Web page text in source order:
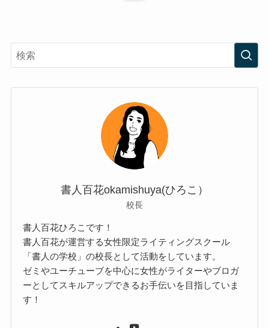
書人百花okamishuya(ひろこ）
校長
書人百花ひろこです！
書人百花が運営する女性限定ライティングスクール
「書人の学校」の校長として活動をしています。
ゼミやユーチューブを中心に女性がライターやブロガ
ーとしてスキルアップできるお手伝いを目指していま
す！